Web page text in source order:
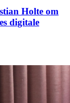
Holte om
digitale